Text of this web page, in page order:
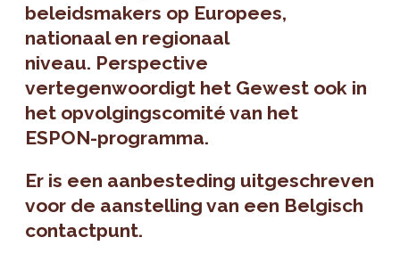
beleidsmakers op Europees,
nationaal en regionaal
niveau. Perspective
vertegenwoordigt het Gewest ook in
het opvolgingscomité van het
ESPON-programma.
Er is een aanbesteding uitgeschreven
voor de aanstelling van een Belgisch
contactpunt.